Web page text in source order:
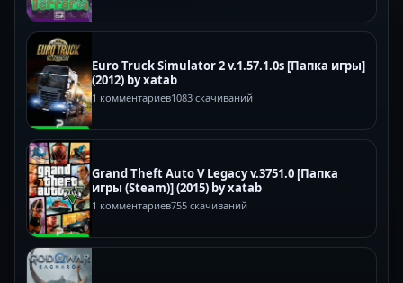
Euro Truck Simulator 2 v.1.57.1.0s [Папка игры]
(2012) by xatab
1 комментариев1083 скачиваний
Grand Theft Auto V Legacy v.3751.0 [Папка
игры (Steam)] (2015) by xatab
1 комментариев755 скачиваний